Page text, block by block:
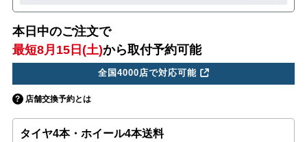
本日中のご注文で
最短8月15日(土)から取付予約可能
全国4000店で対応可能
店舗交換予約とは
タイヤ4本・ホイール4本送料